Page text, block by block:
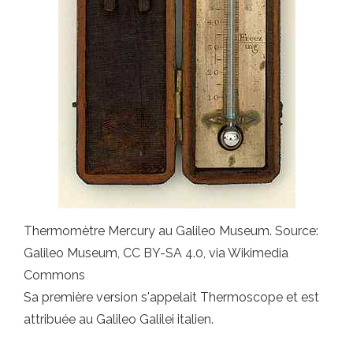
Thermomètre Mercury au Galileo Museum. Source:
Galileo Museum, CC BY-SA 4.0, via Wikimedia
Commons
Sa première version s'appelait Thermoscope et est
attribuée au Galileo Galilei italien.